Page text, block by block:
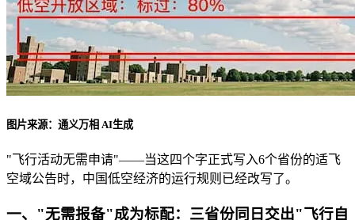
图片来源：通义万相 AI生成
"飞行活动无需申请"——当这四个字正式写入6个省份的适飞
空域公告时，中国低空经济的运行规则已经改写了。
一、"无需报备"成为标配：三省份同日交出"飞行自